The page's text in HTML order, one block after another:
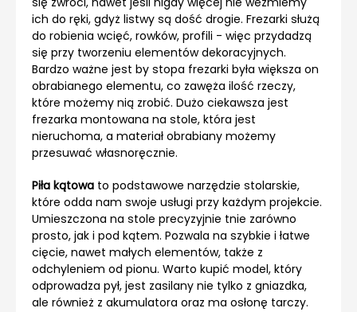
ich do ręki, gdyż listwy są dość drogie. Frezarki służą
do robienia wcięć, rowków, profili - więc przydadzą
się przy tworzeniu elementów dekoracyjnych.
Bardzo ważne jest by stopa frezarki była większa on
obrabianego elementu, co zawęża ilość rzeczy,
które możemy nią zrobić. Dużo ciekawsza jest
frezarka montowana na stole, która jest
nieruchoma, a materiał obrabiany możemy
przesuwać własnoręcznie.
Piła kątowa to podstawowe narzędzie stolarskie,
które odda nam swoje usługi przy każdym projekcie.
Umieszczona na stole precyzyjnie tnie zarówno
prosto, jak i pod kątem. Pozwala na szybkie i łatwe
cięcie, nawet małych elementów, także z
odchyleniem od pionu. Warto kupić model, który
odprowadza pył, jest zasilany nie tylko z gniazdka,
ale również z akumulatora oraz ma osłonę tarczy.